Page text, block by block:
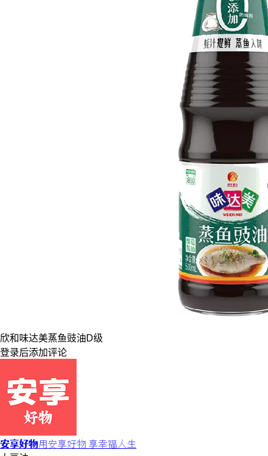
欣和 味达美蒸鱼豉油D级
登录后添加评论
安享好物用安享好物 享幸福人生